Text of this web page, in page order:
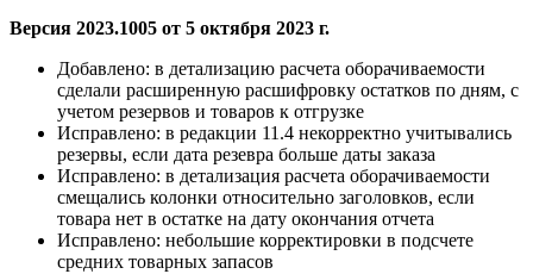
Версия 2023.1005 от 5 октября 2023 г.
Добавлено: в детализацию расчета оборачиваемости
сделали расширенную расшифровку остатков по дням, с
учетом резервов и товаров к отгрузке
Исправлено: в редакции 11.4 некорректно учитывались
резервы, если дата резевра больше даты заказа
Исправлено: в детализация расчета оборачиваемости
смещались колонки относительно заголовков, если
товара нет в остатке на дату окончания отчета
Исправлено: небольшие корректировки в подсчете
средних товарных запасов